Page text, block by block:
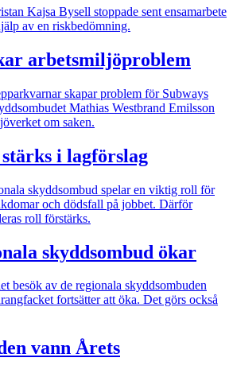
Kajsa Bysell stoppade sent ensamarbete
av en risk­bedömning.
arbetsmiljöproblem
skapar problem för Subways
Mathias Westbrand Emilsson
om saken.
i lagförslag
skyddsombud spelar en viktig roll för
och dödsfall på jobbet. Därför
roll förstärks.
skyddsombud ökar
besök av de regionala skyddsombuden
fortsätter att öka. Det görs också
vann Årets